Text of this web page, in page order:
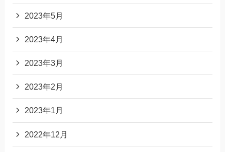
2023年5月
2023年4月
2023年3月
2023年2月
2023年1月
2022年12月